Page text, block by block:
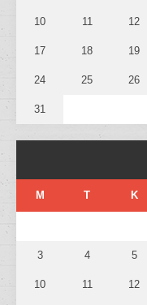
10 11 12
17 18 19
24 25 26
31
M T K
3 4 5
10 11 12